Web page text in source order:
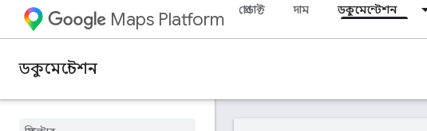
Maps Platform প্রোডাক্ট দাম ডকুমেন্টেশন
ডকুমেন্টেশন